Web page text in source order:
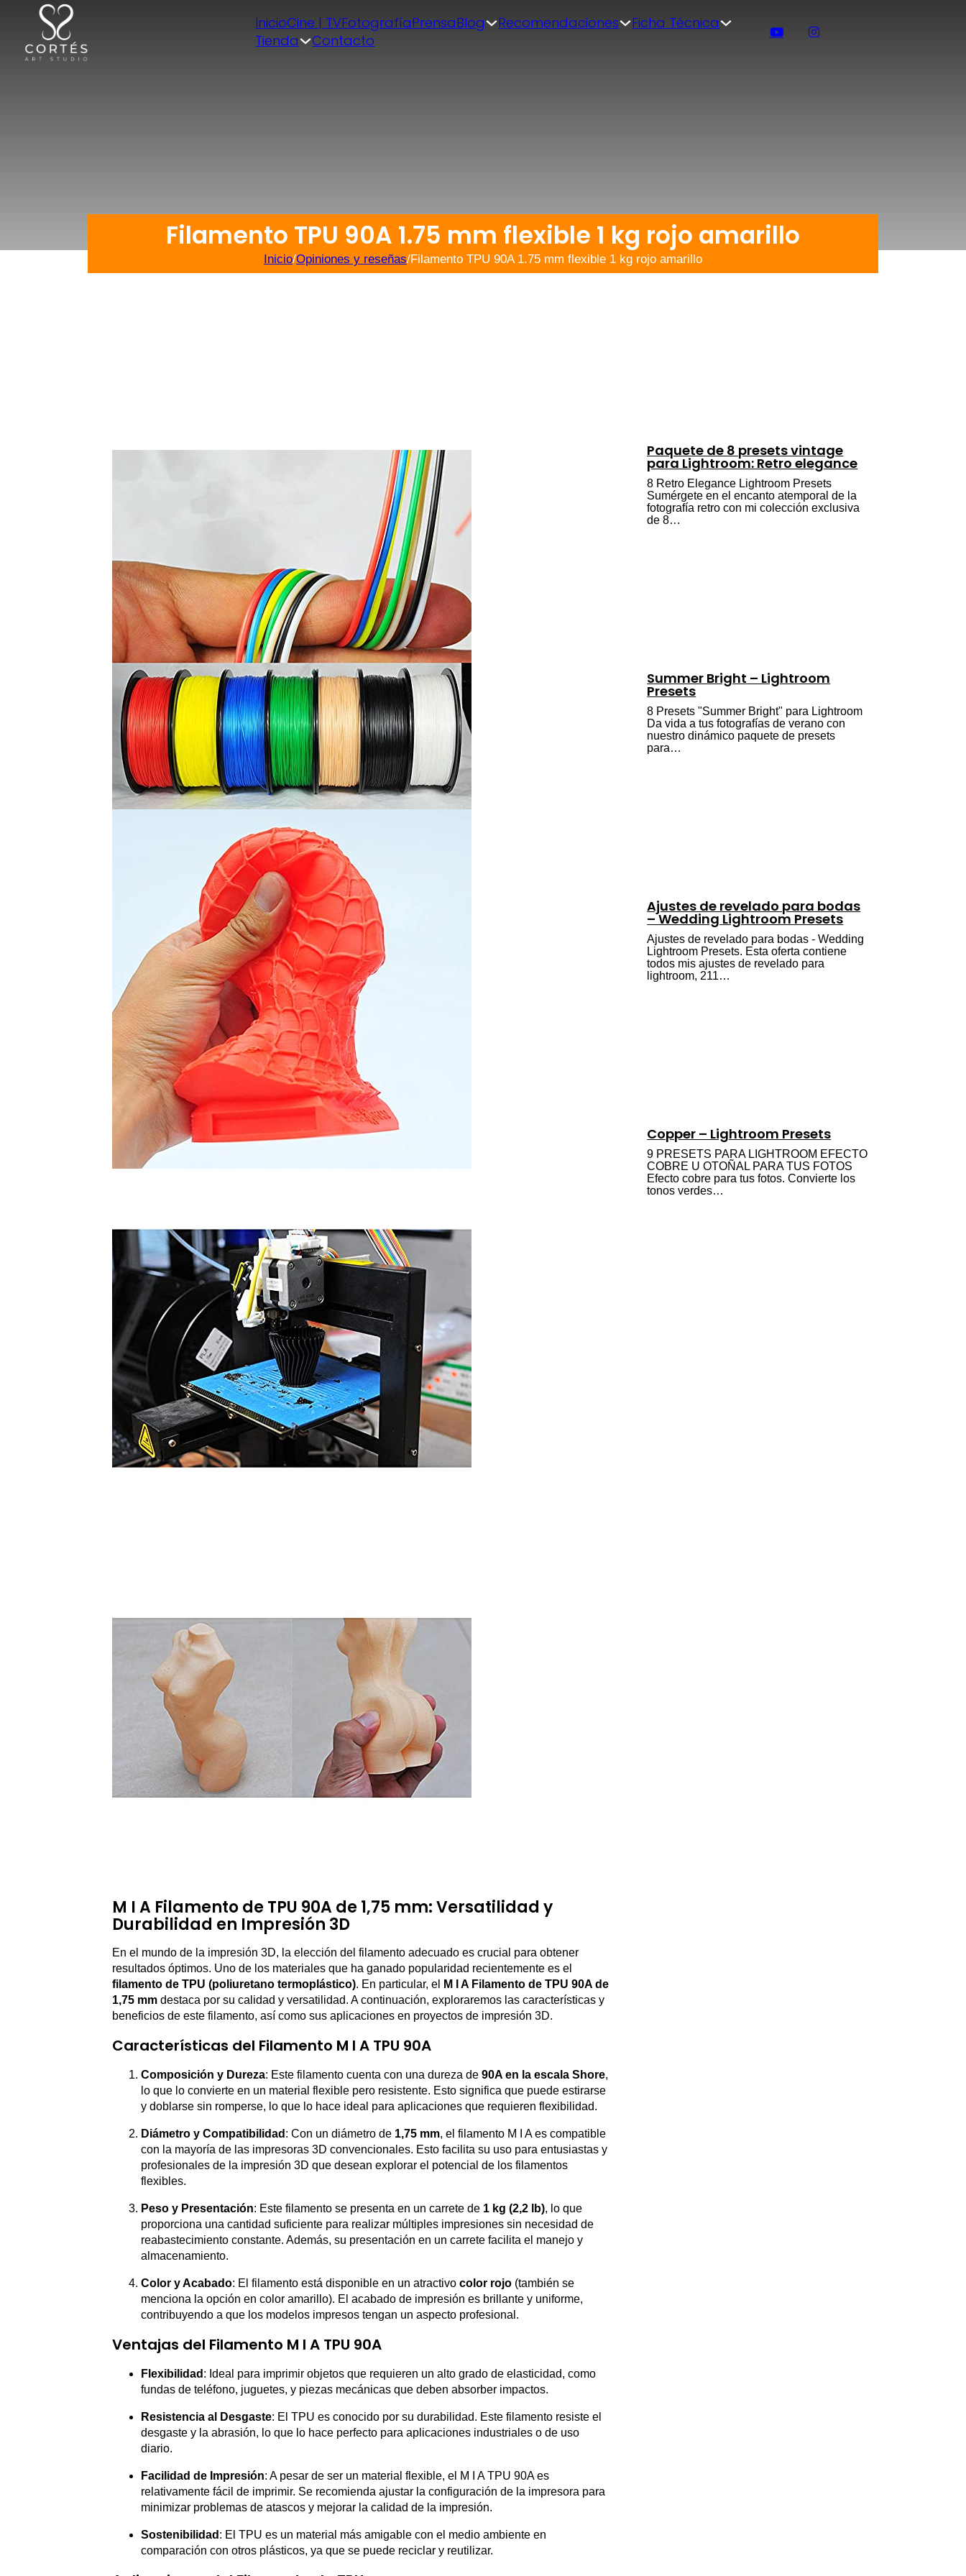
InicioCine | TVFotografíaPrensaBlog Recomendaciones
Ficha Técnica
Tienda
Contacto
Filamento TPU 90A 1.75 mm flexible 1 kg rojo amarillo
Inicio/Opiniones y reseñas/Filamento TPU 90A 1.75 mm flexible 1 kg rojo amarillo
M I A Filamento de TPU 90A de 1,75 mm: Versatilidad y
Durabilidad en Impresión 3D
En el mundo de la impresión 3D, la elección del filamento adecuado es crucial para obtener
resultados óptimos. Uno de los materiales que ha ganado popularidad recientemente es el
filamento de TPU (poliuretano termoplástico). En particular, el
M I A Filamento de TPU 90A de
1,75 mmdestaca por su calidad y versatilidad. A continuación, exploraremos las características y
beneficios de este filamento, así como sus aplicaciones en proyectos de impresión 3D.
Características del Filamento M I A TPU 90A
Composición y Dureza: Este filamento cuenta con una dureza de 90A en la escala Shore,
lo que lo convierte en un material flexible pero resistente. Esto significa que puede estirarse
y doblarse sin romperse, lo que lo hace ideal para aplicaciones que requieren flexibilidad.
Diámetro y Compatibilidad : Con un diámetro de 1,75 mm, el filamento M I A es compatible
con la mayoría de las impresoras 3D convencionales. Esto facilita su uso para entusiastas y
profesionales de la impresión 3D que desean explorar el potencial de los filamentos
flexibles.
Peso y Presentación: Este filamento se presenta en un carrete de 1 kg (2,2 lb), lo que
proporciona una cantidad suficiente para realizar múltiples impresiones sin necesidad de
reabastecimiento constante. Además, su presentación en un carrete facilita el manejo y
almacenamiento.
Color y Acabado: El filamento está disponible en un atractivo color rojo(también se
menciona la opción en color amarillo). El acabado de impresión es brillante y uniforme,
contribuyendo a que los modelos impresos tengan un aspecto profesional.
Ventajas del Filamento M I A TPU 90A
Flexibilidad : Ideal para imprimir objetos que requieren un alto grado de elasticidad, como
fundas de teléfono, juguetes, y piezas mecánicas que deben absorber impactos.
Resistencia al Desgaste: El TPU es conocido por su durabilidad. Este filamento resiste el
desgaste y la abrasión, lo que lo hace perfecto para aplicaciones industriales o de uso
diario.
Facilidad de Impresión: A pesar de ser un material flexible, el M I A TPU 90A es
relativamente fácil de imprimir. Se recomienda ajustar la configuración de la impresora para
minimizar problemas de atascos y mejorar la calidad de la impresión.
Sostenibilidad : El TPU es un material más amigable con el medio ambiente en
comparación con otros plásticos, ya que se puede reciclar y reutilizar.
Paquete de 8 presets vintage
para Lightroom: Retro elegance
8 Retro Elegance Lightroom Presets
Sumérgete en el encanto atemporal de la
fotografía retro con mi colección exclusiva
de 8…
Summer Bright – Lightroom
Presets
8 Presets "Summer Bright" para Lightroom
Da vida a tus fotografías de verano con
nuestro dinámico paquete de presets
para…
Ajustes de revelado para bodas
– Wedding Lightroom Presets
Ajustes de revelado para bodas - Wedding
Lightroom Presets. Esta oferta contiene
todos mis ajustes de revelado para
lightroom, 211…
Copper – Lightroom Presets
9 PRESETS PARA LIGHTROOM EFECTO
COBRE U OTOÑAL PARA TUS FOTOS
Efecto cobre para tus fotos. Convierte los
tonos verdes…